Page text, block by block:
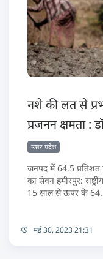
नशे की लत से
प्रजनन क्षमता :
उत्तर प्रदेश
जनपद में 64.5
का सेवन हमीरपुर:
15 साल से ऊपर के
मई 30, 2023 21:31